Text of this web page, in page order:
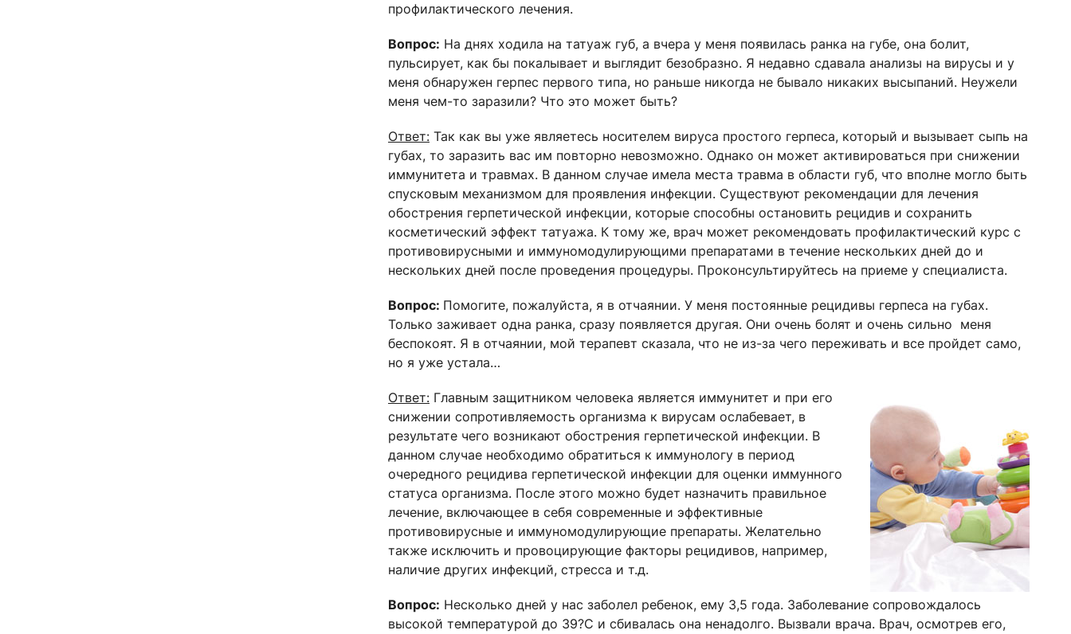
профилактического лечения.
Вопрос: На днях ходила на татуаж губ, а вчера у меня появилась ранка на губе, она болит,
пульсирует, как бы покалывает и выглядит безобразно. Я недавно сдавала анализы на вирусы и у
меня обнаружен герпес первого типа, но раньше никогда не бывало никаких высыпаний. Неужели
меня чем-то заразили? Что это может быть?
Ответ: Так как вы уже являетесь носителем вируса простого герпеса, который и вызывает сыпь на
губах, то заразить вас им повторно невозможно. Однако он может активироваться при снижении
иммунитета и травмах. В данном случае имела места травма в области губ, что вполне могло быть
спусковым механизмом для проявления инфекции. Существуют рекомендации для лечения
обострения герпетической инфекции, которые способны остановить рецидив и сохранить
косметический эффект татуажа. К тому же, врач может рекомендовать профилактический курс с
противовирусными и иммуномодулирующими препаратами в течение нескольких дней до и
нескольких дней после проведения процедуры. Проконсультируйтесь на приеме у специалиста.
Вопрос: Помогите, пожалуйста, я в отчаянии. У меня постоянные рецидивы герпеса на губах.
Только заживает одна ранка, сразу появляется другая. Они очень болят и очень сильно меня
беспокоят. Я в отчаянии, мой терапевт сказала, что не из-за чего переживать и все пройдет само,
но я уже устала…
Ответ: Главным защитником человека является иммунитет и при его
снижении сопротивляемость организма к вирусам ослабевает, в
результате чего возникают обострения герпетической инфекции. В
данном случае необходимо обратиться к иммунологу в период
очередного рецидива герпетической инфекции для оценки иммунного
статуса организма. После этого можно будет назначить правильное
лечение, включающее в себя современные и эффективные
противовирусные и иммуномодулирующие препараты. Желательно
также исключить и провоцирующие факторы рецидивов, например,
наличие других инфекций, стресса и т.д.
Вопрос: Несколько дней у нас заболел ребенок, ему 3,5 года. Заболевание сопровождалось
высокой температурой до 39?С и сбивалась она ненадолго. Вызвали врача. Врач, осмотрев его,